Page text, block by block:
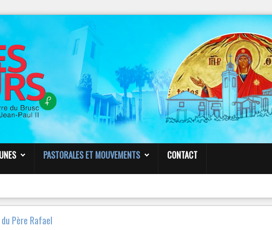
Paroisse Sainte Anne de Six-Fours
VENDREDI 23 MARS – 19h30
CONF
RENCE ÉSOTERISME - EXORCISME
PAR LE P. FROPPO
Liens
PASTORALES ET MOUVEMENTS CONTACT
Père Rafael